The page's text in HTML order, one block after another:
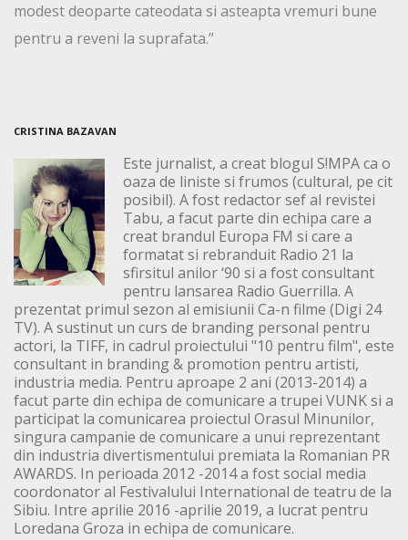
modest deoparte cateodata si asteapta vremuri bune
pentru a reveni la suprafata.”
CRISTINA BAZAVAN
Este jurnalist, a creat blogul S!MPA ca o
oaza de liniste si frumos (cultural, pe cit
posibil). A fost redactor sef al revistei
Tabu, a facut parte din echipa care a
creat brandul Europa FM si care a
formatat si rebranduit Radio 21 la
sfirsitul anilor ‘90 si a fost consultant
pentru lansarea Radio Guerrilla. A
prezentat primul sezon al emisiunii Ca-n filme (Digi 24
TV). A sustinut un curs de branding personal pentru
actori, la TIFF, in cadrul proiectului "10 pentru film", este
consultant in branding & promotion pentru artisti,
industria media. Pentru aproape 2 ani (2013-2014) a
facut parte din echipa de comunicare a trupei VUNK si a
participat la comunicarea proiectul Orasul Minunilor,
singura campanie de comunicare a unui reprezentant
din industria divertismentului premiata la Romanian PR
AWARDS. In perioada 2012 -2014 a fost social media
coordonator al Festivalului International de teatru de la
Sibiu. Intre aprilie 2016 -aprilie 2019, a lucrat pentru
Loredana Groza in echipa de comunicare.